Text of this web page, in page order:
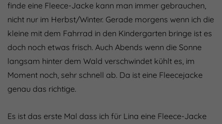
finde eine Fleece-Jacke kann man immer gebrauchen,
nicht nur im Herbst/Winter. Gerade morgens wenn ich die
kleine mit dem Fahrrad in den Kindergarten bringe ist es
doch noch etwas frisch. Auch Abends wenn die Sonne
langsam hinter dem Wald verschwindet kühlt es, im
Moment noch, sehr schnell ab. Da ist eine Fleecejacke
genau das richtige.
Es ist das erste Mal dass ich für Lina eine Fleece-Jacke